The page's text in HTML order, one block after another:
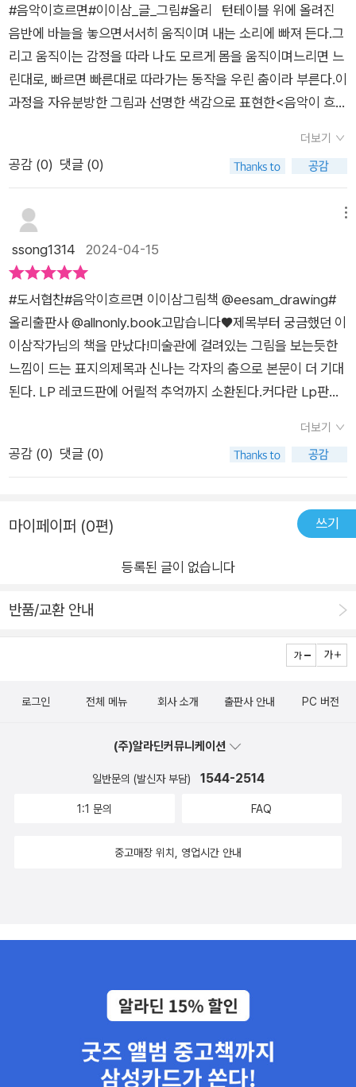
만 같아 어깨가 들썩이는 그림책 <​음악이 흐르면>입니다. 위 리
뷰는 출판사에서 도서를 제공 받아 읽고, 솔직하게 작성하였습니
다.
씩 모여서 ~혼자 였던 나와 한명 두명 함께 춤을 춥니다.생김새
가 다르면 어떤가요!나이가 다르면 어떤가요!우리가 서로 다르면
어때요!!아무 문제 없지요~정해진 규칙은 없어요!흩날리는 잎처
럼 흔날리는 꽃잎 처럼그렇게 추면 되지요.바람처럼 자유롭지요.
여럿이 또는 둘이서 ~ 혼자이면 어떤가요!모두 괜찮아요. 자유롭
게 그렇게 춤을 춰요~서로의 손을 잡고~리듬에 맞춰 움직이면
되요. 하나 하나 다르지만 우리 모드는 빛나는 작은 별이에요. 어
멋진 음악이 될거에요. 커다란 레코드 판은 우리가 사는 이곳 그
림책은 참 많은 생각을 꼬리에 꼬리를 물게 만들어 냅니다. 정답
은 없어요. 내가 상상하는 대로 그림책을 보면 되지요.춤도 그렇
고요. 이세상은 그렇게 살아 가면 좋겠어요. 서로의 다름도 국적
도 성별도 상관 없어요. 여기 이 색들 처럼 정말 다른 색들이지만
서로 어우러져 멋진 작품이 만들어 지듯이세상도 우리의 다름으
로 더 빛나는 세상이 되는 것 같아요. 단순한 듯 하지만 많은 이야
기를 담고 있는 책입니다.
#음악이흐르면#이이삼_글_그림#올리 턴테이블 위에 올려진
음반에 바늘을 놓으면서서히 움직이며 내는 소리에 빠져 든다.그
리고 움직이는 감정을 따라 나도 모르게 몸을 움직이며느리면 느
린대로, 빠르면 빠른대로 따라가는 동작을 우린 춤이라 부른다.이
과정을 자유분방한 그림과 선명한 색감으로 표현한<음악이 흐르
자연스럽게 이어지는 춤동작!잘 추는 사람들도 있겠지만 막대기
수준인 사람도 있을 것이다.하지만 상관 없다.자유롭게 음악의 흐
만들어 내는 춤동작은흩날리는 꽃잎 같기도 하고 흔들리는 잎처
럼 살랑거리기도 하며자유로운 바람같기도 하다. 하나하나 다르
지만 함께 모이면 모두 빛나는 존재들처럼어우러지고 하나되는
없고 다양하며 자유로운 음악에 흠뻑 빠져 보자.
더보기
공감 (0) 댓글 (0)
ssong1314 2024-04-15
#도서협찬#음악이흐르면 이이삼그림책 @eesam_drawing#
올리출판사 @allnonly.book고맙습니다♥제목부터 궁금했던 이
이삼작가님의 책을 만났다!미술관에 걸려있는 그림을 보는듯한
느낌이 드는 표지의제목과 신나는 각자의 춤으로 본문이 더 기대
된다. LP 레코드판에 어릴적 추억까지 소환된다.커다란 Lp판이
고 그 속에서다양한 색을 가진 사람들이 나타난다원픽으로 좋아
하는 노래는 없는데,추억의 옛날가요들을 틀어놓고 책장을 넘기
니책 속의 인물 하나하나가 허투로 보이지 않는다.귀여운 춤사위
와 경쾌한 리듬감이 느껴지는 그림.Lp판 위에서 연결되는 너와
나의 이야기.각자 다른 포즈로 춤을 추며'다르면 어때?' 하는 말은
자유롭게 즐기는 모습에 웃음도 나며감동가득하며 마음이 풍선
는 모습.혼자여도,둘이어도,여럿이도,모두 함께 어우러지는 Lp
판 가득한 춤사위에 절로 어깨가 들썩여진다.감동물결로,모든 사
람을 하나하나 찾아보고,들여다보며나다운게 참으로 아름답다
문에서 뒷표지까지 이어지고 여운이 남아 다같이 춤추며 어우렁
습니다#북스타그램 #책스타그램 #신간소개 #그림책추천 #유아
그림책 #가족이같이읽는책 #책과일상 #독서맛집 #강심수정책
더보기
공감 (0) 댓글 (0)
마이페이퍼 (0편) 쓰기
등록된 글이 없습니다
반품/교환 안내
로그인 전체 메뉴 회사 소개 출판사 안내 PC 버전
(주)알라딘커뮤니케이션
일반문의 (발신자 부담) 1544-2514
1:1 문의 FAQ
중고매장 위치, 영업시간 안내